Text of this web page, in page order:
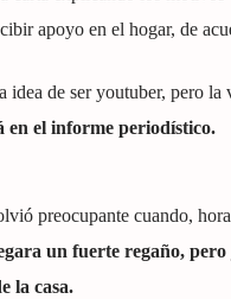
apoyo en el hogar, de
idea de ser youtuber, pero
en el informe periodístico.
preocupante cuando,
un fuerte regaño,
la casa.